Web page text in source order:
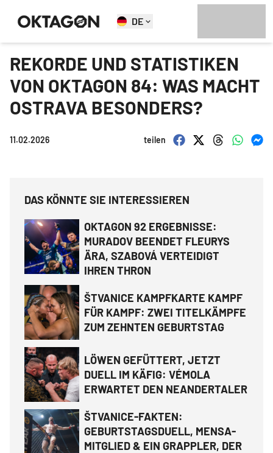
DE
REKORDE UND STATISTIKEN
VON OKTAGON 84: WAS MACHT
OSTRAVA BESONDERS?
11.02.2026 teilen
DAS KÖNNTE SIE INTERESSIEREN
OKTAGON 92 ERGEBNISSE:
MURADOV BEENDET FLEURYS
ÄRA, SZABOVÁ VERTEIDIGT
IHREN THRON
ŠTVANICE KAMPFKARTE KAMPF
FÜR KAMPF: ZWEI TITELKÄMPFE
ZUM ZEHNTEN GEBURTSTAG
LÖWEN GEFÜTTERT, JETZT
DUELL IM KÄFIG: VÉMOLA
ERWARTET DEN NEANDERTALER
ŠTVANICE-FAKTEN:
GEBURTSTAGSDUELL, MENSA-
MITGLIED & EIN GRAPPLER, DER